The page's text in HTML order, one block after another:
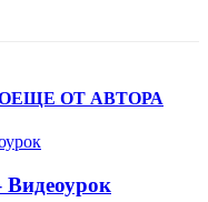
ЕЩЕ ОТ АВТОРА